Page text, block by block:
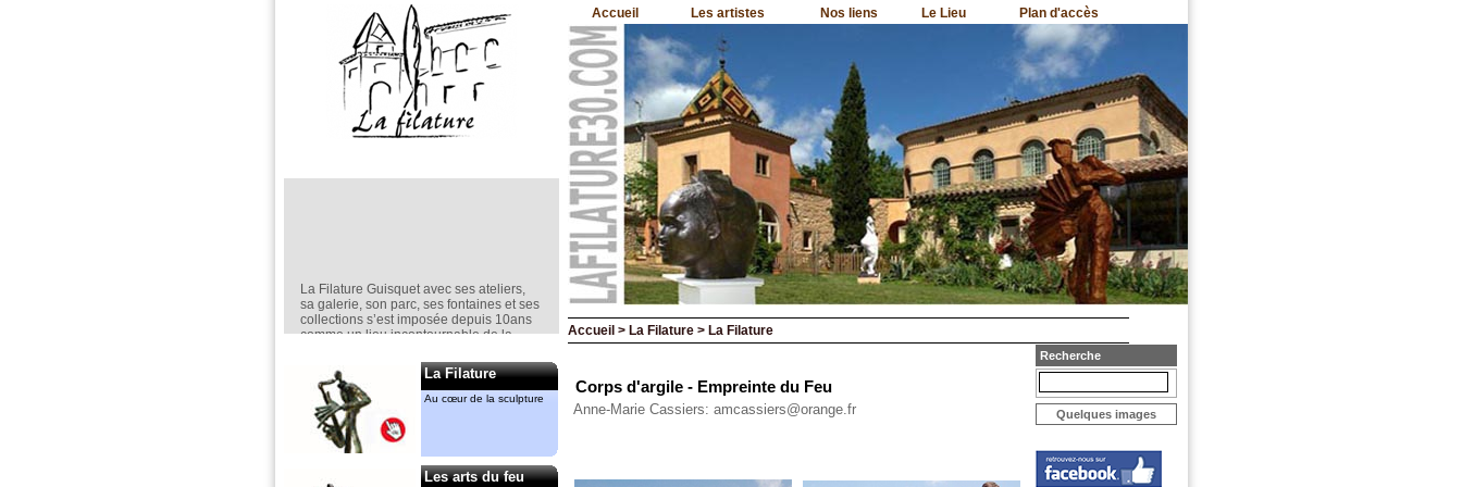
sa galerie, son parc, ses fontaines et ses
collections s’est imposée depuis 10ans
comme un lieu incontournable de la
création en sculpture.
Elle est un espace d’exposition
permanent,
mais aussi ponctuel avec notamment le
“jardin de la Filature “ en mai.
Anne-Marie CASSIERS et Gérard
y ont chacun leur atelier. Ils animent
La Filature
Au cœur de la sculpture
Les arts du feu
Accueil Les artistes Nos liens Le Lieu Plan d'accès
Accueil > La Filature > La Filature
Corps d'argile - Empreinte du Feu
Anne-Marie Cassiers: amcassiers@orange.fr
Recherche
Quelques images